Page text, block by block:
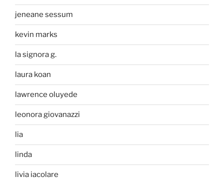
jeneane sessum
kevin marks
la signora g.
laura koan
lawrence oluyede
leonora giovanazzi
lia
linda
livia iacolare